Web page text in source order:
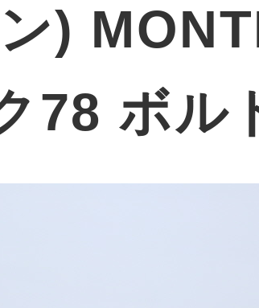
)
78 ボル